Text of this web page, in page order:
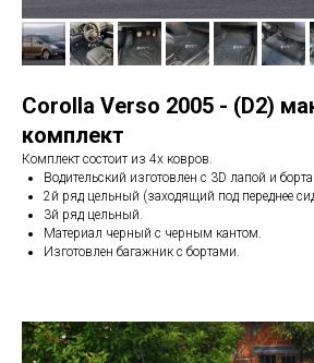
Corolla Verso 2005 - (D2)
комплект
Комплект состоит из 4х ковров.
Водительский изготовлен с 3D лапой и
2й ряд цельный (заходящий под переднее
3й ряд цельный.
Материал черный с черным кантом.
Изготовлен багажник с бортами.